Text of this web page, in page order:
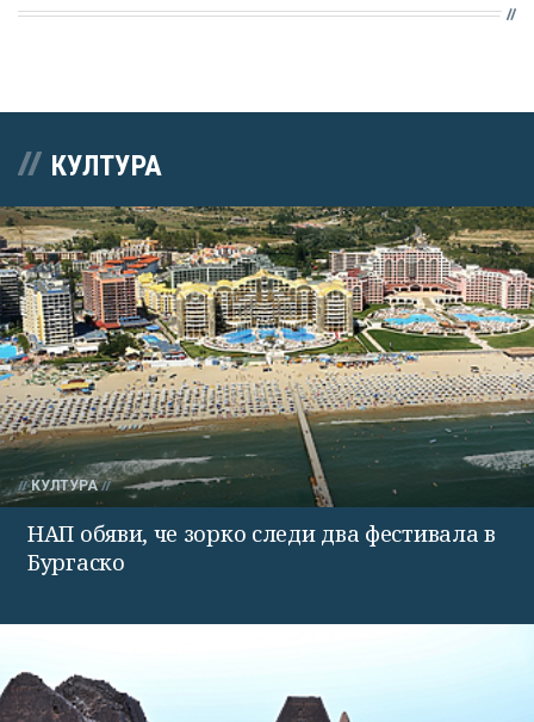
КУЛТУРА
КУЛТУРА
НАП обяви, че зорко следи два фестивала в
Бургаско